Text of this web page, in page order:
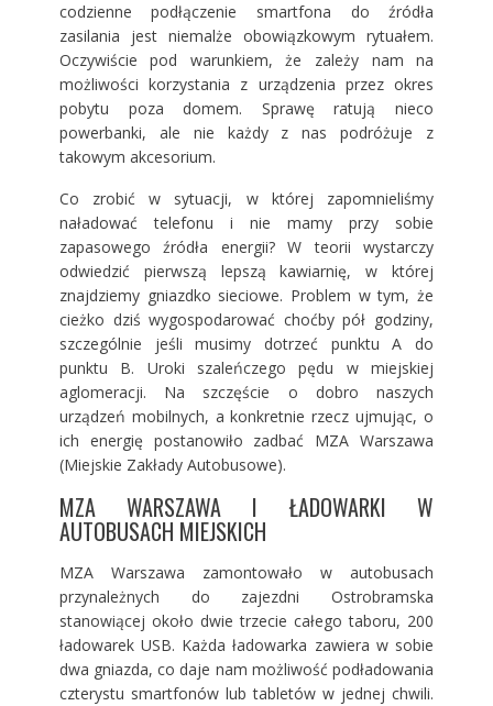
codzienne podłączenie smartfona do źródła
zasilania jest niemalże obowiązkowym rytuałem.
Oczywiście pod warunkiem, że zależy nam na
możliwości korzystania z urządzenia przez okres
pobytu poza domem. Sprawę ratują nieco
powerbanki, ale nie każdy z nas podróżuje z
takowym akcesorium.
Co zrobić w sytuacji, w której zapomnieliśmy
naładować telefonu i nie mamy przy sobie
zapasowego źródła energii? W teorii wystarczy
odwiedzić pierwszą lepszą kawiarnię, w której
znajdziemy gniazdko sieciowe. Problem w tym, że
cieżko dziś wygospodarować choćby pół godziny,
szczególnie jeśli musimy dotrzeć punktu A do
punktu B. Uroki szaleńczego pędu w miejskiej
aglomeracji. Na szczęście o dobro naszych
urządzeń mobilnych, a konkretnie rzecz ujmując, o
ich energię postanowiło zadbać MZA Warszawa
(Miejskie Zakłady Autobusowe).
MZA WARSZAWA I ŁADOWARKI W
AUTOBUSACH MIEJSKICH
MZA Warszawa zamontowało w autobusach
przynależnych do zajezdni Ostrobramska
stanowiącej około dwie trzecie całego taboru, 200
ładowarek USB. Każda ładowarka zawiera w sobie
dwa gniazda, co daje nam możliwość podładowania
czterystu smartfonów lub tabletów w jednej chwili.